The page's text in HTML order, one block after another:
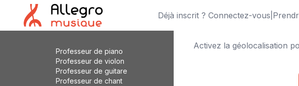
Déjà inscrit ? Connectez-vous
Activez la géolocalisation
Professeur de piano
Professeur de violon
Professeur de guitare
Professeur de chant